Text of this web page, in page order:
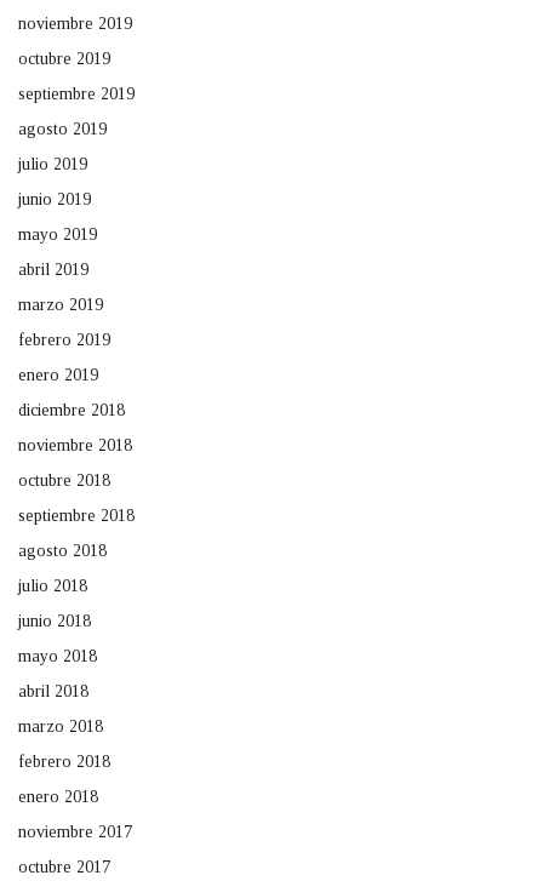
noviembre 2019
octubre 2019
septiembre 2019
agosto 2019
julio 2019
junio 2019
mayo 2019
abril 2019
marzo 2019
febrero 2019
enero 2019
diciembre 2018
noviembre 2018
octubre 2018
septiembre 2018
agosto 2018
julio 2018
junio 2018
mayo 2018
abril 2018
marzo 2018
febrero 2018
enero 2018
noviembre 2017
octubre 2017